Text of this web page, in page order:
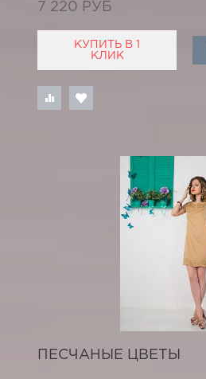
7 220 РУБ
КУПИТЬ В 1
КЛИК
ПЕСЧАНЫЕ ЦВЕТЫ